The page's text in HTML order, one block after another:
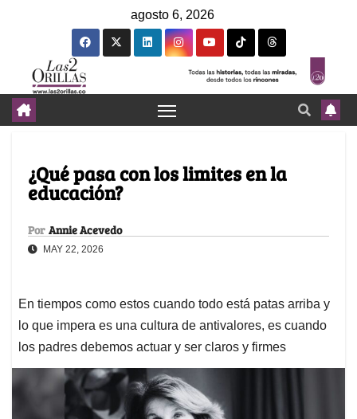
agosto 6, 2026
¿Qué pasa con los limites en la
educación?
Por Annie Acevedo
MAY 22, 2026
En tiempos como estos cuando todo está patas arriba y
lo que impera es una cultura de antivalores, es cuando
los padres debemos actuar y ser claros y firmes